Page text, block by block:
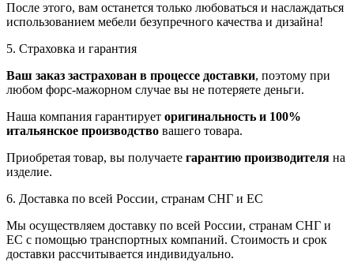
После этого, вам останется только любоваться и наслаждаться
использованием мебели безупречного качества и дизайна!
5. Страховка и гарантия
Ваш заказ застрахован в процессе доставки, поэтому при
любом форс-мажорном случае вы не потеряете деньги.
Наша компания гарантирует оригинальность и 100%
итальянское производство вашего товара.
Приобретая товар, вы получаете гарантию производителя на
изделие.
6. Доставка по всей России, странам СНГ и ЕС
Мы осуществляем доставку по всей России, странам СНГ и
ЕС с помощью транспортных компаний. Стоимость и срок
доставки рассчитывается индивидуально.